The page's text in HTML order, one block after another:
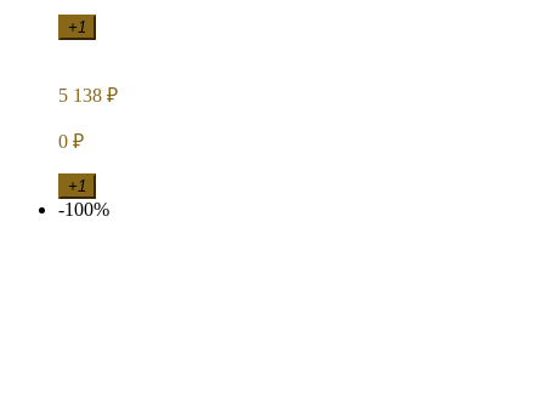
+1
5 138 ₽
0 ₽
+1
-100%